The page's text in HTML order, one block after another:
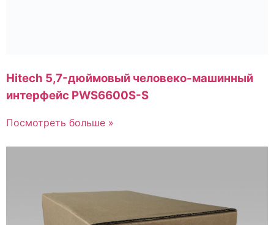
Hitech 5,7-дюймовый человеко-машинный
интерфейс PWS6600S-S
Посмотреть больше »